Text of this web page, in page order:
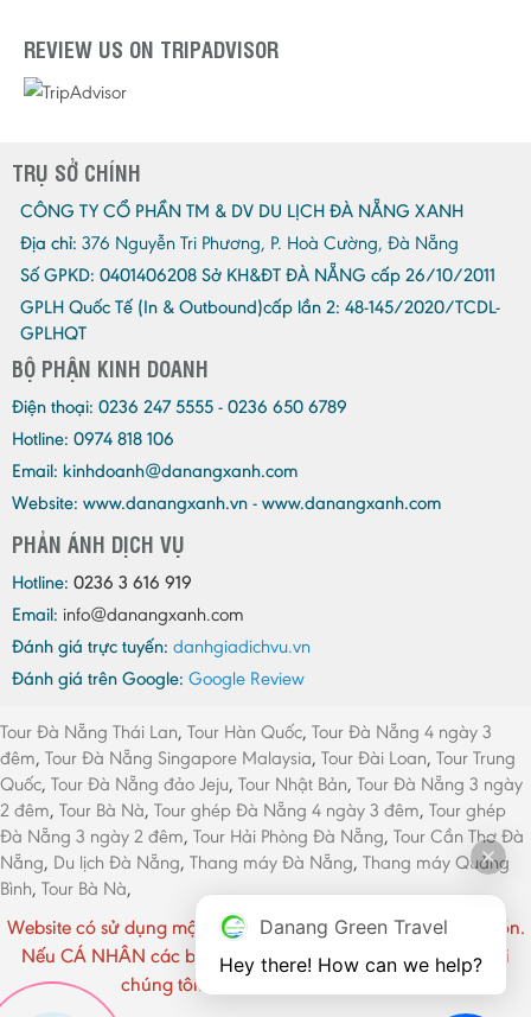
REVIEW US ON TRIPADVISOR
TRỤ SỞ CHÍNH
CÔNG TY CỔ PHẦN TM & DV DU LỊCH ĐÀ NẴNG XANH
Địa chỉ: 376 Nguyễn Tri Phương, P. Hoà Cường, Đà Nẵng
Số GPKD: 0401406208 Sở KH&ĐT ĐÀ NẴNG cấp 26/10/2011
GPLH Quốc Tế (In & Outbound)cấp lần 2: 48-145/2020/TCDL-
GPLHQT
BỘ PHẬN KINH DOANH
Điện thoại: 0236 247 5555 - 0236 650 6789
Hotline: 0974 818 106
Email: kinhdoanh@danangxanh.com
Website: www.danangxanh.vn - www.danangxanh.com
PHẢN ÁNH DỊCH VỤ
Hotline: 0236 3 616 919
Email: info@danangxanh.com
Đánh giá trực tuyến: danhgiadichvu.vn
Đánh giá trên Google: Google Review
Tour Đà Nẵng Thái Lan, Tour Hàn Quốc, Tour Đà Nẵng 4 ngày 3
đêm, Tour Đà Nẵng Singapore Malaysia, Tour Đài Loan, Tour Trung
Quốc, Tour Đà Nẵng đảo Jeju, Tour Nhật Bản, Tour Đà Nẵng 3 ngày
2 đêm, Tour Bà Nà, Tour ghép Đà Nẵng 4 ngày 3 đêm, Tour ghép
Đà Nẵng 3 ngày 2 đêm, Tour Hải Phòng Đà Nẵng, Tour Cần Thơ Đà
Nẵng, Du lịch Đà Nẵng, Thang máy Đà Nẵng, Thang máy Quảng
Bình, Tour Bà Nà,
Website có sử dụng một số hình ảnh CÁ NHÂN chưa rõ nguồn.
Nếu CÁ NHÂN các bạn cảm thấy phiền vui lòng liên hệ với
chúng tôi. Xin chân thành cảm ơn !
Danang Green Travel
Hey there! How can we help?